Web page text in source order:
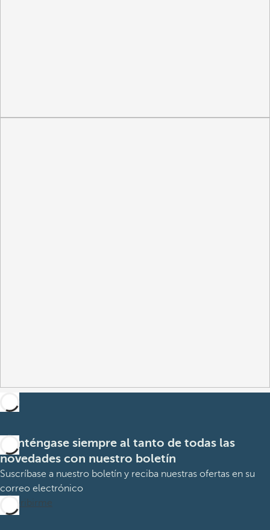
Manténgase siempre al tanto de todas las
novedades con nuestro boletín
Suscríbase a nuestro boletín y reciba nuestras ofertas en su
correo electrónico
Suscribirme